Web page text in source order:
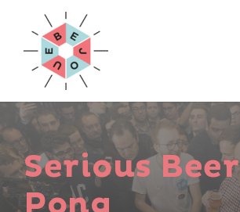
Serious Beer